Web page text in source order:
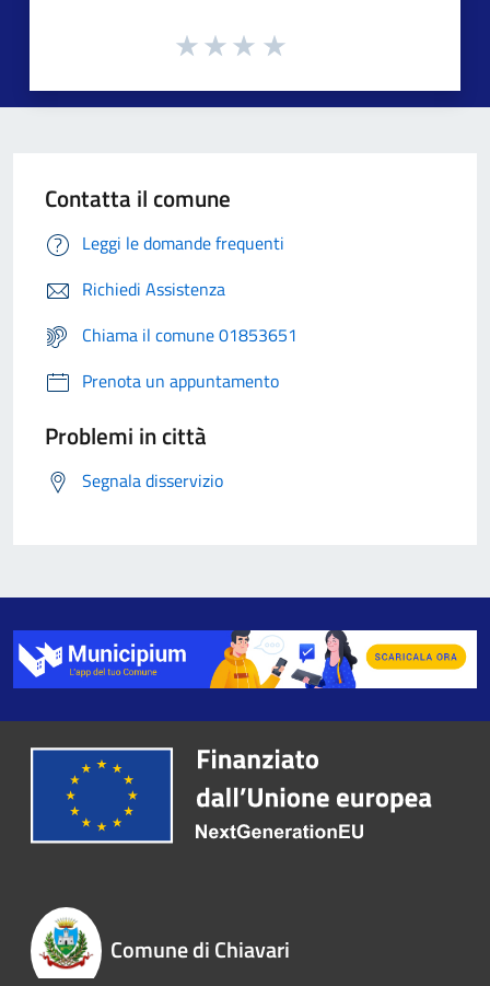
Contatta il comune
Leggi le domande frequenti
Richiedi Assistenza
Chiama il comune 01853651
Prenota un appuntamento
Problemi in città
Segnala disservizio
Comune di Chiavari